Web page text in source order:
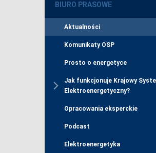
BIURO PRASOWE
Aktualności
Komunikaty OSP
Prosto o energetyce
Jak funkcjonuje Krajowy
Elektroenergetyczny?
Opracowania eksperckie
Podcast
Elektroenergetyka